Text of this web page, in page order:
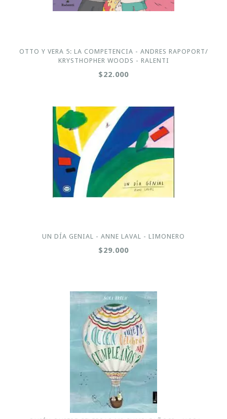
OTTO Y VERA 5: LA COMPETENCIA - ANDRES RAPOPORT/
KRYSTHOPHER WOODS - RALENTI
$22.000
UN DÍA GENIAL - ANNE LAVAL - LIMONERO
$29.000